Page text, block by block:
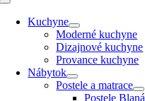
Toggle
NavigationKuchyne
Moderné kuchyne
Dizajnové kuchyne
Provance kuchyne
Nábytok
Postele a matrace
Postele